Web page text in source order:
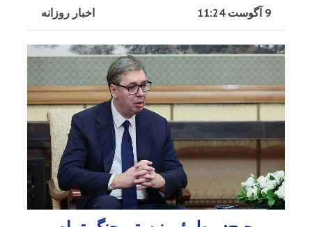
اخبار روزانه 9 آگوست 11:24